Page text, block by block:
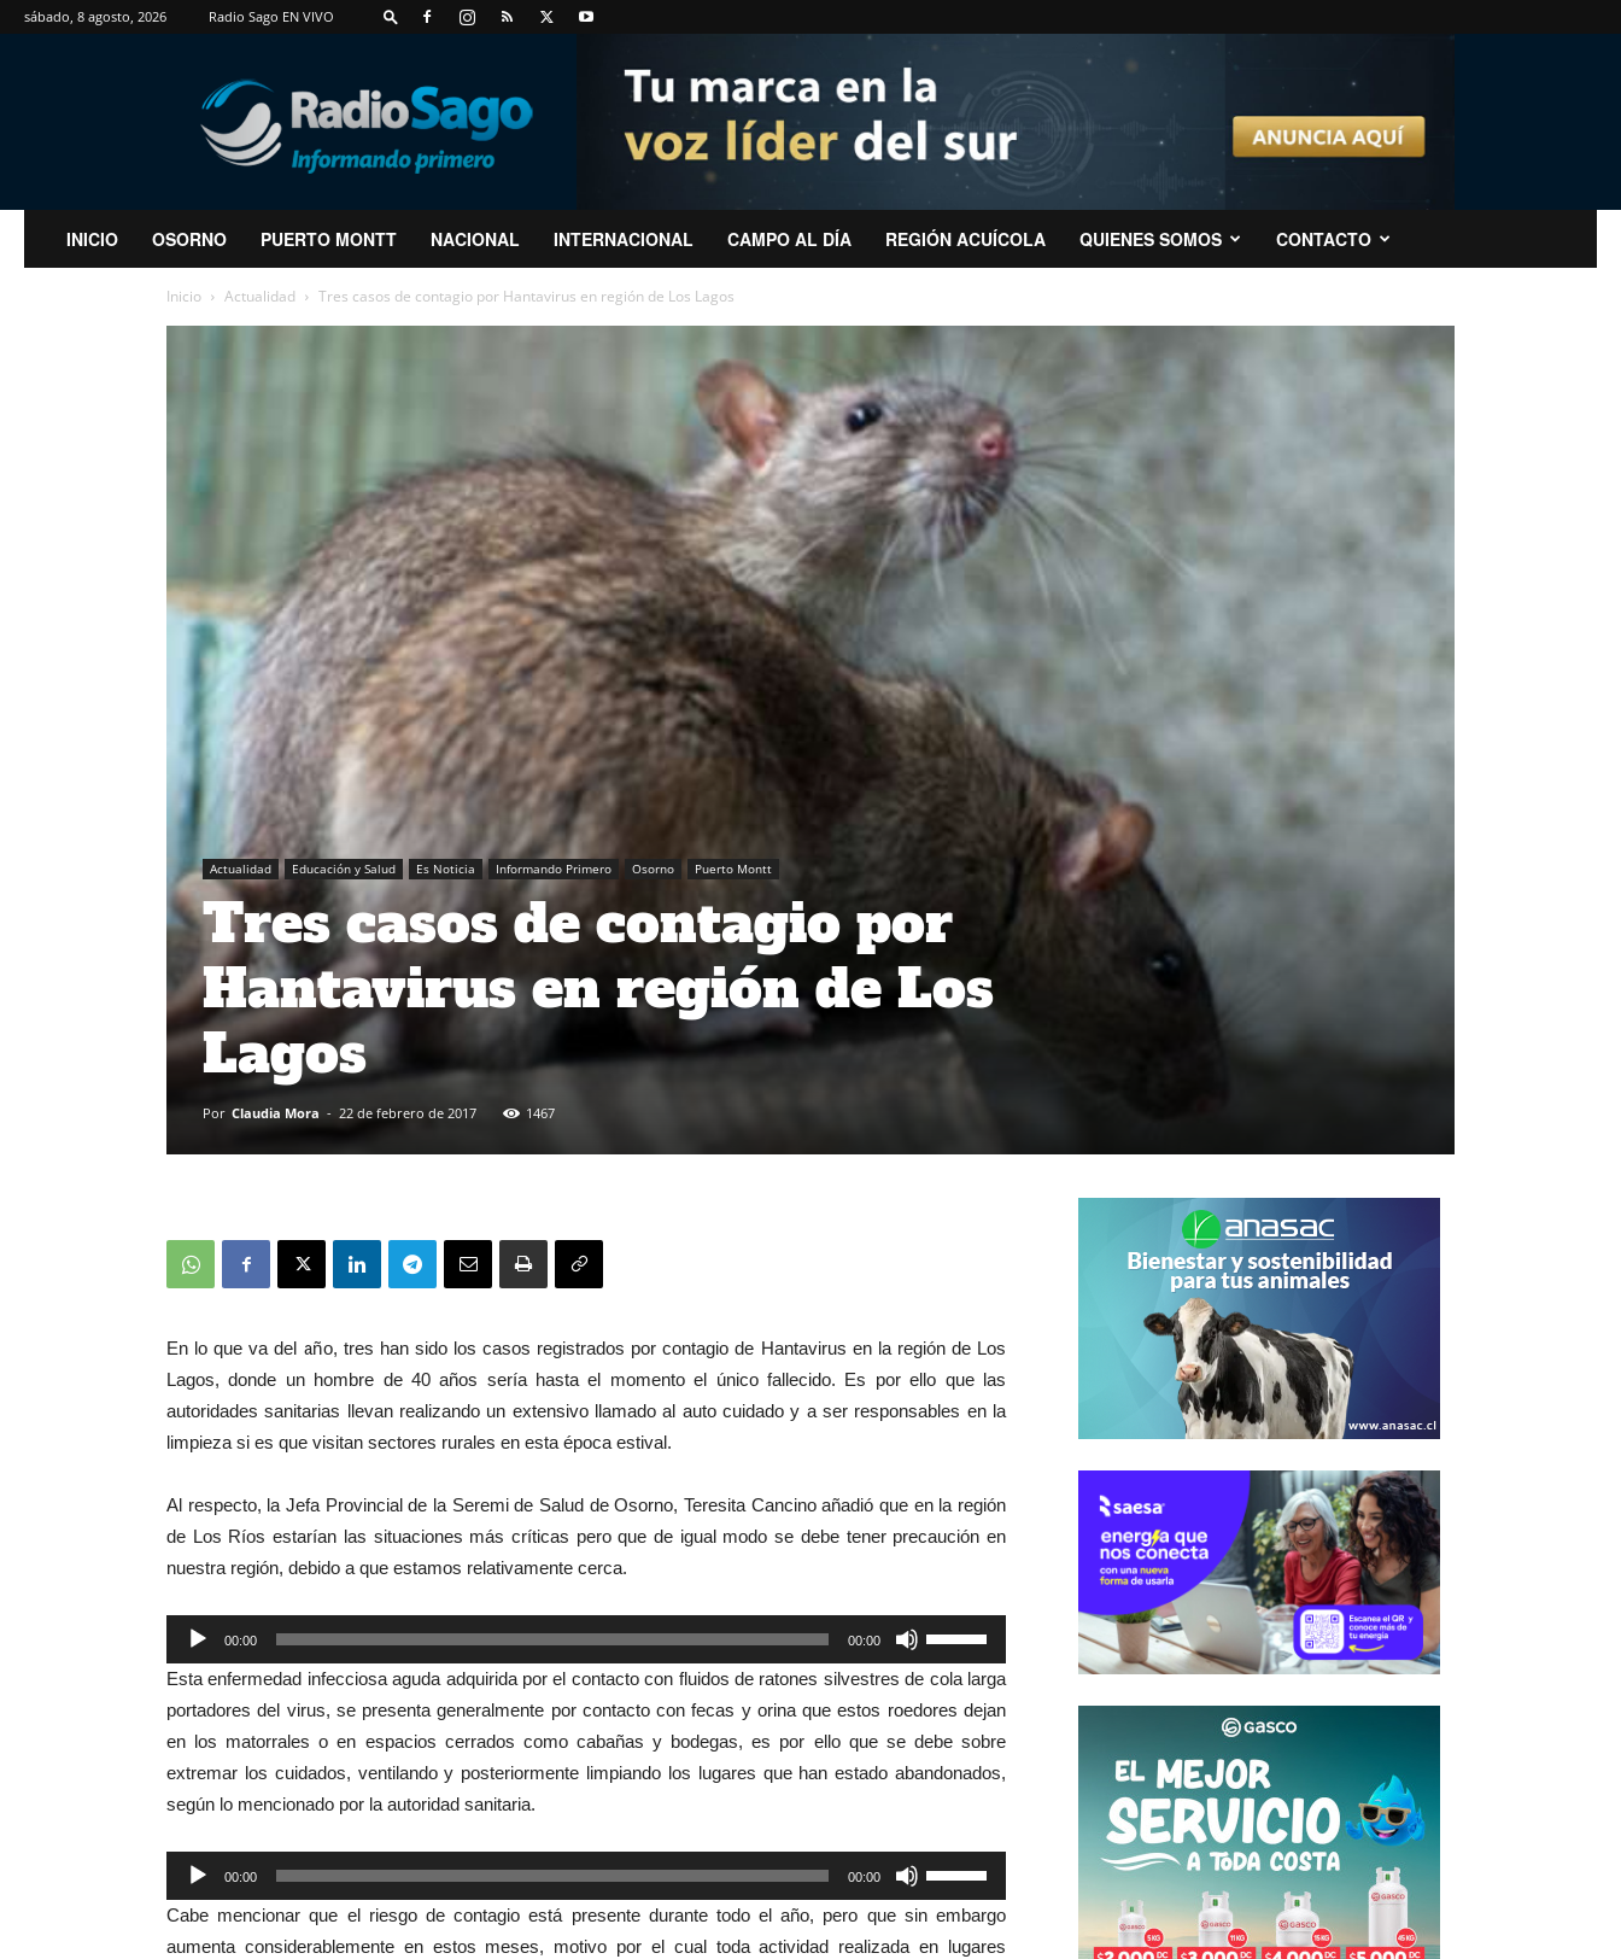
sábado, 8 agosto, 2026 Radio Sago EN VIVO
RadioSago
INICIO OSORNO PUERTO MONTT NACIONAL INTERNACIONAL CAMPO AL DÍA REGIÓN ACUÍCOLA QUIENES SOMOS CONTACTO
Inicio Actualidad Tres casos de contagio por Hantavirus en región de Los Lagos
Actualidad Educación y Salud Es Noticia Informando Primero Osorno Puerto Montt
Tres casos de contagio por
Hantavirus en región de Los
Lagos
Por Claudia Mora - 22 de febrero de 2017 1467
En lo que va del año, tres han sido los casos registrados por contagio de Hantavirus en la región de Los
Lagos, donde un hombre de 40 años sería hasta el momento el único fallecido. Es por ello que las
autoridades sanitarias llevan realizando un extensivo llamado al auto cuidado y a ser responsables en la
limpieza si es que visitan sectores rurales en esta época estival.
Al respecto, la Jefa Provincial de la Seremi de Salud de Osorno, Teresita Cancino añadió que en la región
de Los Ríos estarían las situaciones más críticas pero que de igual modo se debe tener precaución en
nuestra región, debido a que estamos relativamente cerca.
Reproductor
de
audio
00:00 00:00
las
teclas
de
flecha
arriba/abajo
aumentar
o
disminuir
el
Esta enfermedad infecciosa aguda adquirida por el contacto con fluidos de ratones silvestres de cola larga
portadores del virus, se presenta generalmente por contacto con fecas y orina que estos roedores dejan
en los matorrales o en espacios cerrados como cabañas y bodegas, es por ello que se debe sobre
extremar los cuidados, ventilando y posteriormente limpiando los lugares que han estado abandonados,
según lo mencionado por la autoridad sanitaria.
Reproductor
de
audio
00:00 00:00
las
teclas
Cabe mencionar que el riesgo de contagio está presente durante todo el año, pero que sin embargo
aumenta considerablemente en estos meses, motivo por el cual toda actividad realizada en lugares